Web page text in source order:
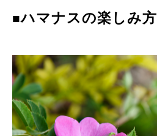
■ハマナスの楽しみ方